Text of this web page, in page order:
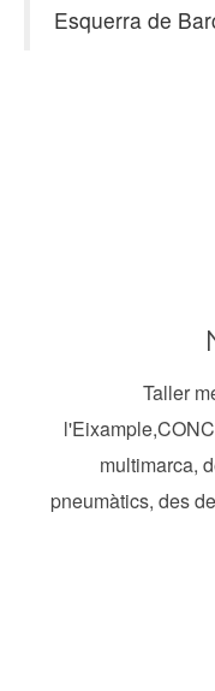
Esquerra de
Taller
multimarca,
pneumàtics, des